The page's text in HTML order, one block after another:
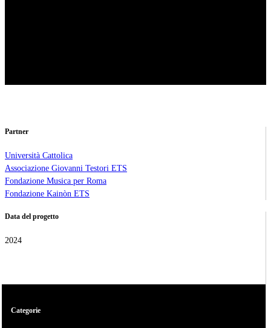
Partner
Università Cattolica
Associazione Giovanni Testori ETS
Fondazione Musica per Roma
Fondazione Kainòn ETS
Data del progetto
2024
Categorie